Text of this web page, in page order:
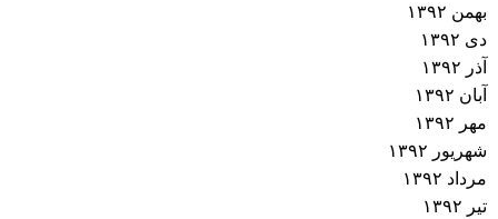
بهمن ۱۳۹۲
دی ۱۳۹۲
آذر ۱۳۹۲
آبان ۱۳۹۲
مهر ۱۳۹۲
شهریور ۱۳۹۲
مرداد ۱۳۹۲
تیر ۱۳۹۲